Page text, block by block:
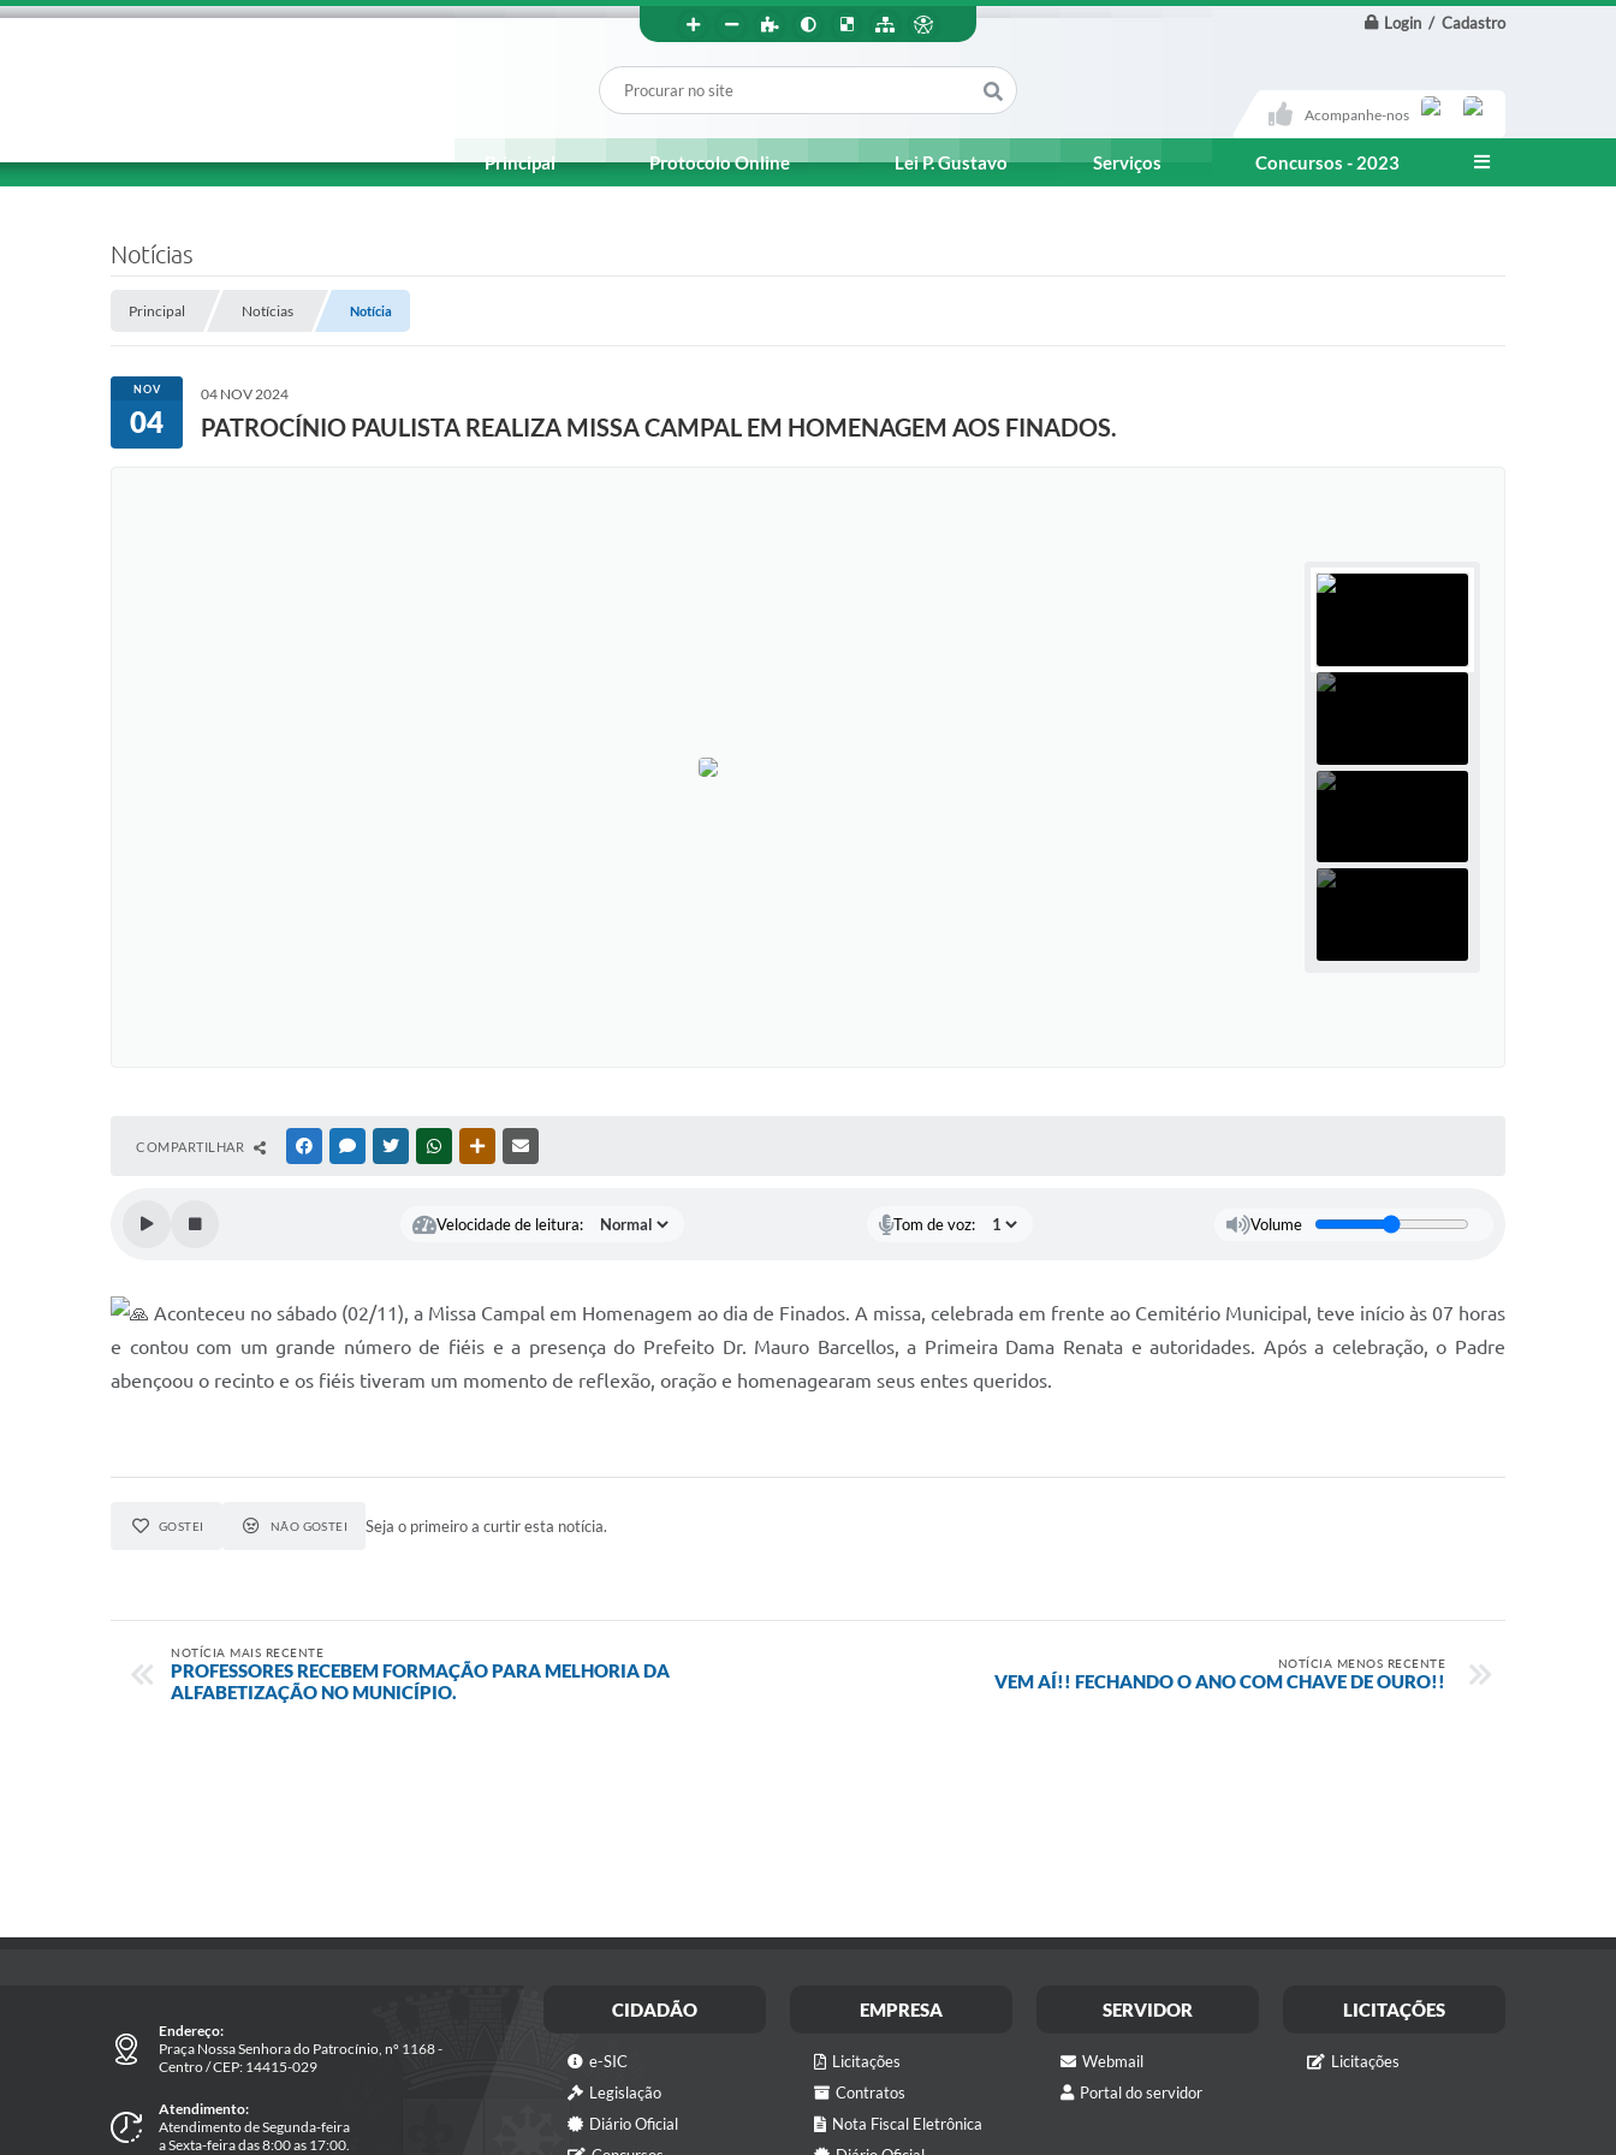
Login / Cadastro
Acompanhe-nos
Principal Protocolo Online Lei P. Gustavo Serviços Concursos - 2023
Notícias
Principal Notícias Notícia
NOV
04
04 NOV 2024
PATROCÍNIO PAULISTA REALIZA MISSA CAMPAL EM HOMENAGEM AOS FINADOS.
COMPARTILHAR FACEBOOKMESSENGER
TWITTERWHATSAPPOUTRAS MÍDIAS
Velocidade de leitura: Tom de voz: Volume
Aconteceu no sábado (02/11), a Missa Campal em Homenagem ao dia de Finados. A missa, celebrada em frente ao Cemitério Municipal, teve início às 07 horas
e contou com um grande número de fiéis e a presença do Prefeito Dr. Mauro Barcellos, a Primeira Dama Renata e autoridades. Após a celebração, o Padre
abençoou o recinto e os fiéis tiveram um momento de reflexão, oração e homenagearam seus entes queridos.
GOSTEI NÃO GOSTEI Seja o primeiro a curtir esta notícia.
NOTÍCIA MAIS RECENTE
PROFESSORES RECEBEM FORMAÇÃO PARA MELHORIA DA
ALFABETIZAÇÃO NO MUNICÍPIO.
NOTÍCIA MENOS RECENTE
VEM AÍ!! FECHANDO O ANO COM CHAVE DE OURO!!
Endereço:
Praça Nossa Senhora do Patrocínio, nº 1168 -
Centro / CEP: 14415-029
Atendimento:
Atendimento de Segunda-feira
a Sexta-feira das 8:00 as 17:00.
CIDADÃO
e-SIC
Legislação
Diário Oficial
EMPRESA
Licitações
Contratos
Nota Fiscal Eletrônica
SERVIDOR
Webmail
Portal do servidor
LICITAÇÕES
Licitações